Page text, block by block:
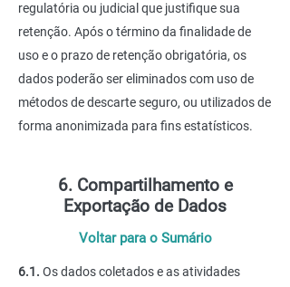
regulatória ou judicial que justifique sua
retenção. Após o término da finalidade de
uso e o prazo de retenção obrigatória, os
dados poderão ser eliminados com uso de
métodos de descarte seguro, ou utilizados de
forma anonimizada para fins estatísticos.
6. Compartilhamento e
Exportação de Dados
Voltar para o Sumário
6.1. Os dados coletados e as atividades